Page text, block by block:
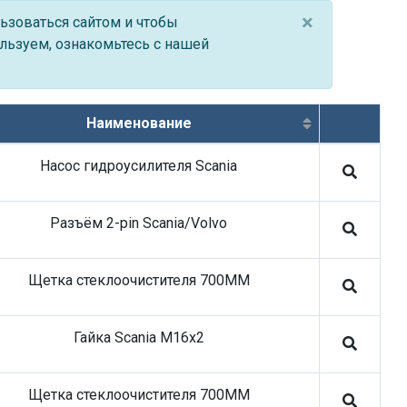
подшипники и ступицы
коммерческий транспорт
05.03.26 SHEFT Колодки тормозные
09.12.25 Stellox запасные части на
коммерческий транспорт
диски, корзины, подшипники
коммерческий транспорт
20.05.26 Stellox запасные части на
сайтом и чтобы
ознакомьтесь с нашей
×
Наименование
Насос гидроусилителя Scania
Разъём 2-pin Scania/Volvo
Щетка стеклоочистителя 700MM
Гайка Scania M16x2
Щетка стеклоочистителя 700MM